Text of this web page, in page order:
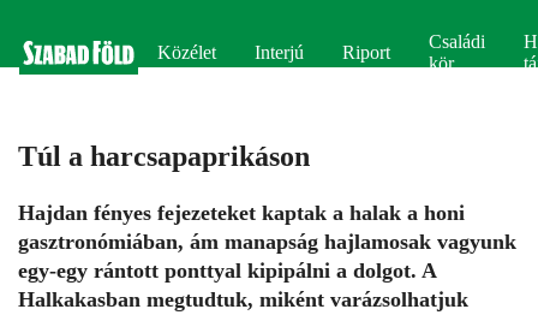
Közélet Interjú Riport
Családi
kör
Túl a harcsapaprikáson
Hajdan fényes fejezeteket kaptak a halak a honi
gasztronómiában, ám manapság hajlamosak vagyunk
egy-egy rántott ponttyal kipipálni a dolgot. A
Halkakasban megtudtuk, miként varázsolhatjuk